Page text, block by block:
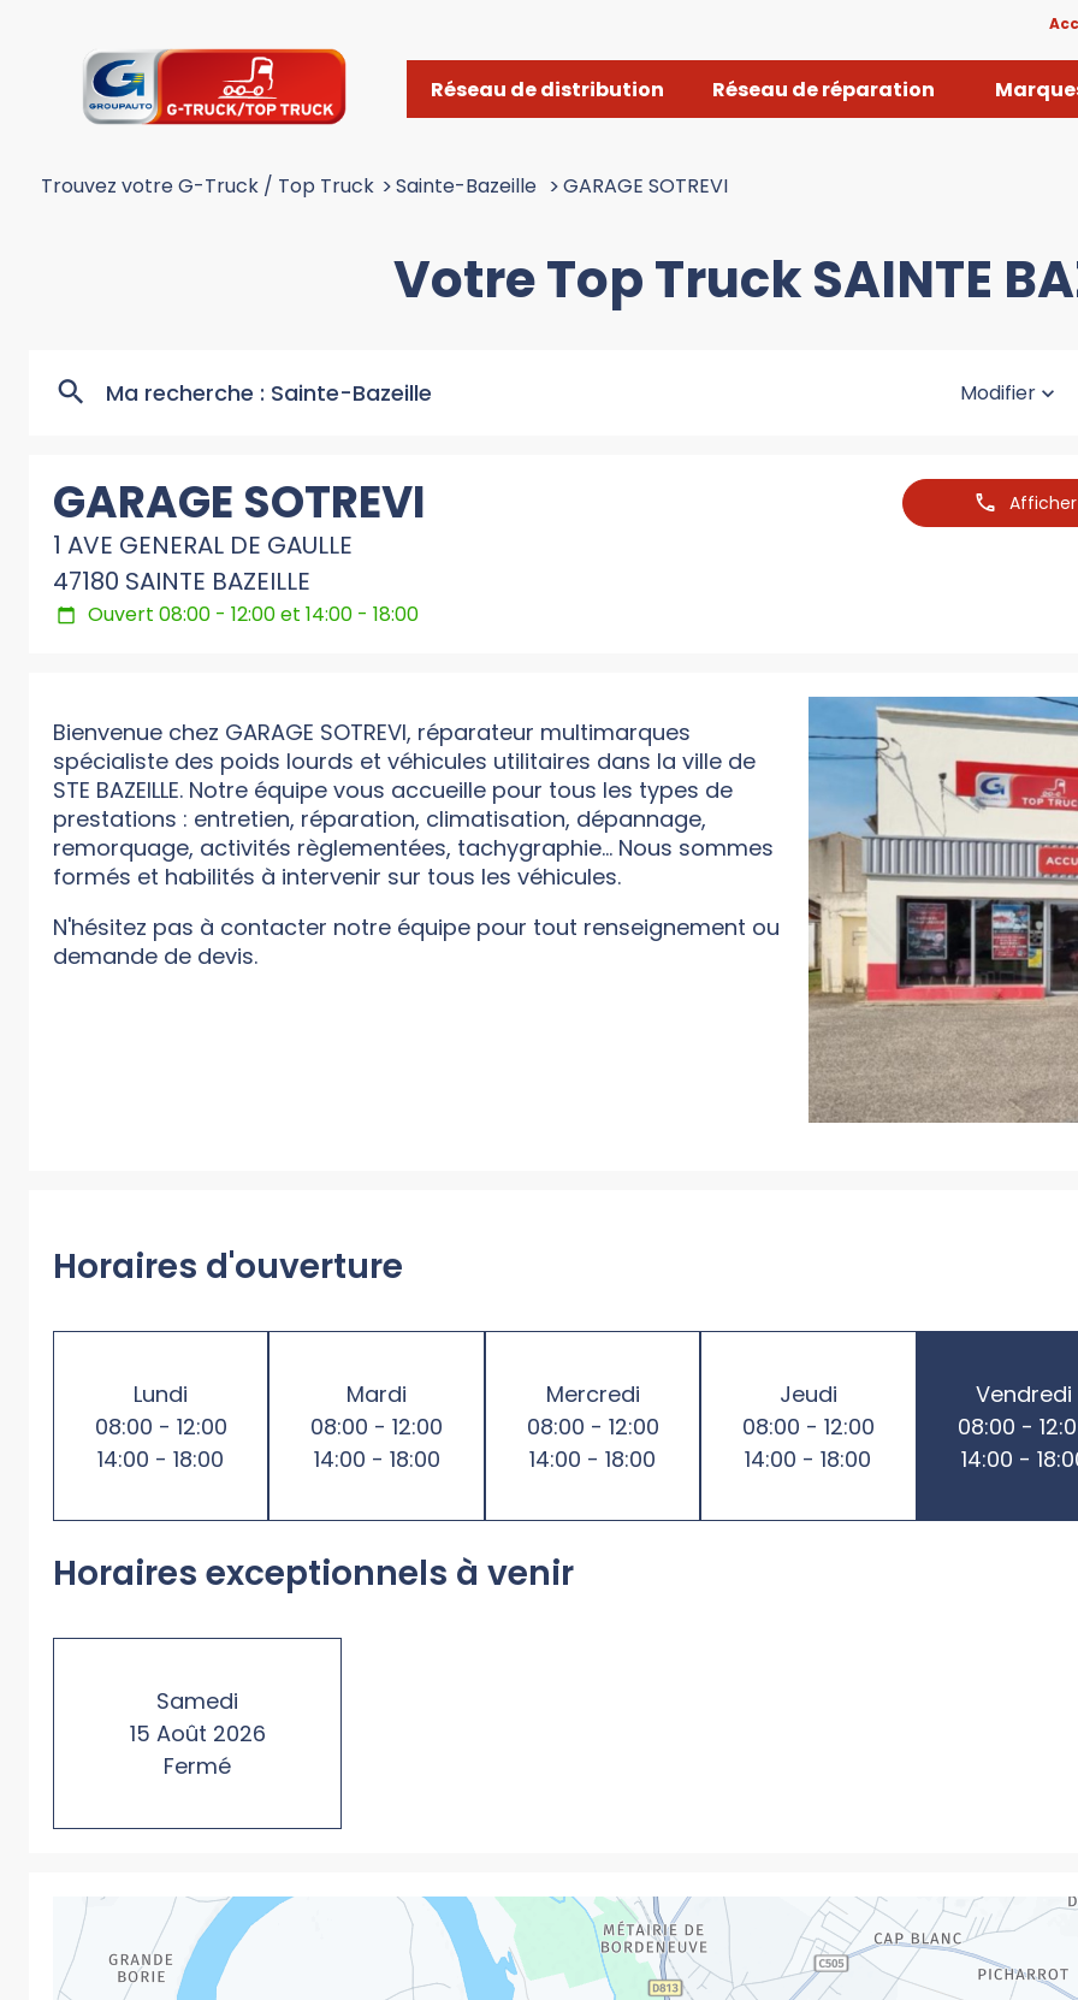
Réseau de distribution Réseau de réparation
Trouvez votre G-Truck / Top Truck >Sainte-Bazeille >GARAGE SOTREVI
Votre Top Truck SAINTE
Ma recherche : Sainte-Bazeille Modifier
GARAGE SOTREVI
1 AVE GENERAL DE GAULLE
47180 SAINTE BAZEILLE
Ouvert 08:00 - 12:00 et 14:00 - 18:00
Bienvenue chez GARAGE SOTREVI, réparateur multimarques
spécialiste des poids lourds et véhicules utilitaires dans la ville de
STE BAZEILLE. Notre équipe vous accueille pour tous les types de
prestations : entretien, réparation, climatisation, dépannage,
remorquage, activités règlementées, tachygraphie... Nous sommes
formés et habilités à intervenir sur tous les véhicules.
N'hésitez pas à contacter notre équipe pour tout renseignement ou
demande de devis.
Horaires d'ouverture
Lundi
08:00 - 12:00
14:00 - 18:00
Mardi
08:00 - 12:00
14:00 - 18:00
Mercredi
08:00 - 12:00
14:00 - 18:00
Jeudi
08:00 - 12:00
14:00 - 18:00
Vendredi
08:00 -
14:00 -
Horaires exceptionnels à venir
Samedi
15 Août 2026
Fermé